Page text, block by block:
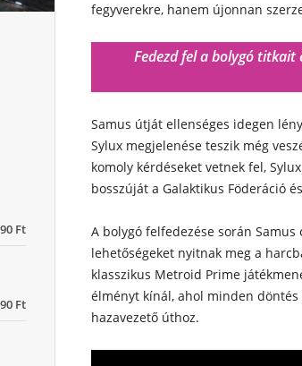
fegyverekre, hanem újonnan
Fedezd fel a bolygó titkait
Samus útját ellenséges idegen
Sylux megjelenése teszik még
komoly kérdéseket vetnek fel,
bosszúját a Galaktikus Föderáció
A bolygó felfedezése során
lehetőségeket nyitnak meg a
klasszikus Metroid Prime
élményt kínál, ahol minden
hazavezető úthoz.
Ft
Ft